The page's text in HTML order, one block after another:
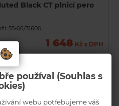
používal (Souhlas s
webu potřebujeme váš
Black CT plnicí pero
55-06/31600
1 648 Kč s DPH
DO HLÍDACÍHO PSA